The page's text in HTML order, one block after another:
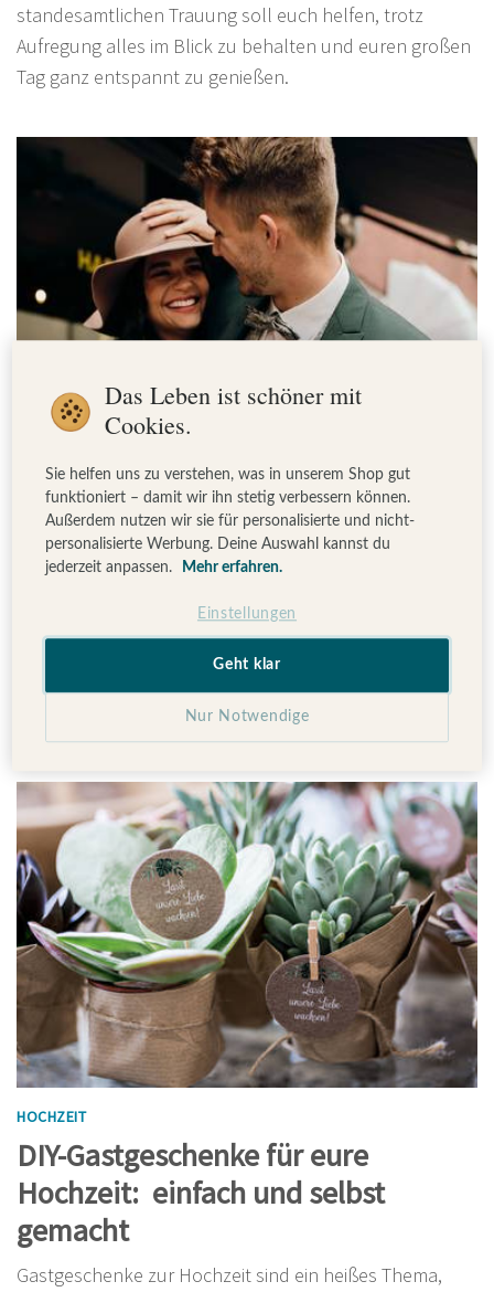
standesamtlichen Trauung soll euch helfen, trotz
Aufregung alles im Blick zu behalten und euren großen
Tag ganz entspannt zu genießen.
HOCHZEIT
Checkliste für eure
Hochzeitseinladungen: Das sollte
drinstehen
Hochzeitseinladungen schreibt man nicht jeden Tag!
Damit auch wirklich alle wichtigen Infos in euren Karten
stehen, haben wir eine Checkliste zum Download für
euch erstellt. So gibt es garantiert weniger Rückfragen!
HOCHZEIT
DIY-Gastgeschenke für eure
Hochzeit: einfach und selbst
gemacht
Gastgeschenke zur Hochzeit sind ein heißes Thema,
Das Leben ist schöner mit
Cookies.
Sie helfen uns zu verstehen, was in unserem Shop gut
funktioniert – damit wir ihn stetig verbessern können.
Außerdem nutzen wir sie für personalisierte und nicht-
personalisierte Werbung. Deine Auswahl kannst du
jederzeit anpassen.
Mehr erfahren.
Einstellungen
Nur Notwendige
Geht klar